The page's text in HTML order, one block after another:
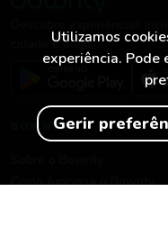
Utilizamos
experiência. Pode
Gerir
cidade e além.
BOWNTY
Como funciona o Bownty